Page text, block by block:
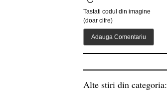
Tastati codul din imagine
(doar cifre)
Alte stiri din categoria: